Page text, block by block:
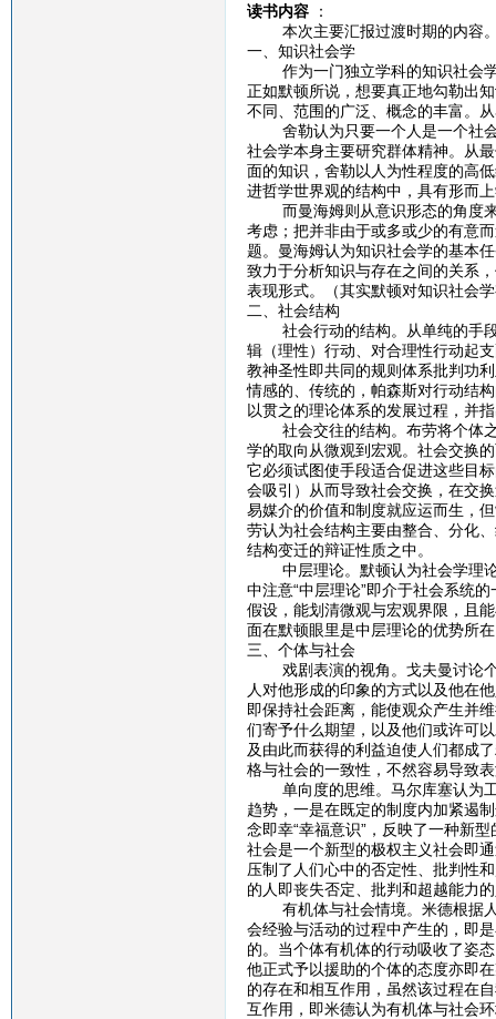
读书内容：
本次主要汇报过渡时期的内容
一、知识社会学
作为一门独立学科的知识社会学
正如默顿所说，想要真正地勾勒出
不同、范围的广泛、概念的丰富。
舍勒认为只要一个人是一个社会
社会学本身主要研究群体精神。从
面的知识，舍勒以人为性程度的高
进哲学世界观的结构中，具有形而
而曼海姆则从意识形态的角度来
考虑；把并非由于或多或少的有意
题。曼海姆认为知识社会学的基本
致力于分析知识与存在之间的关系
表现形式。（其实默顿对知识社会
二、社会结构
社会行动的结构。从单纯的手段
辑（理性）行动、对合理性行动起
教神圣性即共同的规则体系批判功
情感的、传统的，帕森斯对行动结
以贯之的理论体系的发展过程，并
社会交往的结构。布劳将个体之
学的取向从微观到宏观。社会交换
它必须试图使手段适合促进这些目
会吸引）从而导致社会交换，在交
易媒介的价值和制度就应运而生，
劳认为社会结构主要由整合、分化
结构变迁的辩证性质之中。
中层理论。默顿认为社会学理论
中注意“中层理论”即介于社会系统
假设，能划清微观与宏观界限，且
面在默顿眼里是中层理论的优势所
三、个体与社会
戏剧表演的视角。戈夫曼讨论个
人对他形成的印象的方式以及他在
即保持社会距离，能使观众产生并
们寄予什么期望，以及他们或许可
及由此而获得的利益迫使人们都成
格与社会的一致性，不然容易导致
单向度的思维。马尔库塞认为工
趋势，一是在既定的制度内加紧遏
念即幸“幸福意识”，反映了一种新
社会是一个新型的极权主义社会即
压制了人们心中的否定性、批判性
的人即丧失否定、批判和超越能力
有机体与社会情境。米德根据人
会经验与活动的过程中产生的，即
的。当个体有机体的行动吸收了姿
他正式予以援助的个体的态度亦即
的存在和相互作用，虽然该过程在
互作用，即米德认为有机体与社会